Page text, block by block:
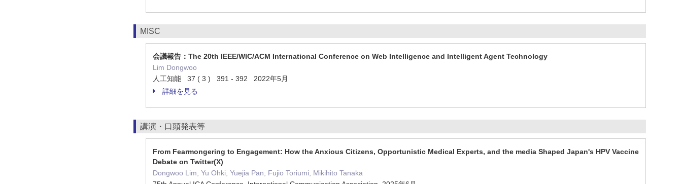
MISC
会議報告：The 20th IEEE/WIC/ACM International Conference on Web Intelligence and Intelligent Agent Technology
Lim Dongwoo
人工知能 37 ( 3 ) 391 - 392 2022年5月
詳細を見る
講演・口頭発表等
From Fearmongering to Engagement: How the Anxious Citizens, Opportunistic Medical Experts, and the media Shaped Japan's HPV Vaccine
Debate on Twitter(X)
Dongwoo Lim, Yu Ohki, Yuejia Pan, Fujio Toriumi, Mikihito Tanaka